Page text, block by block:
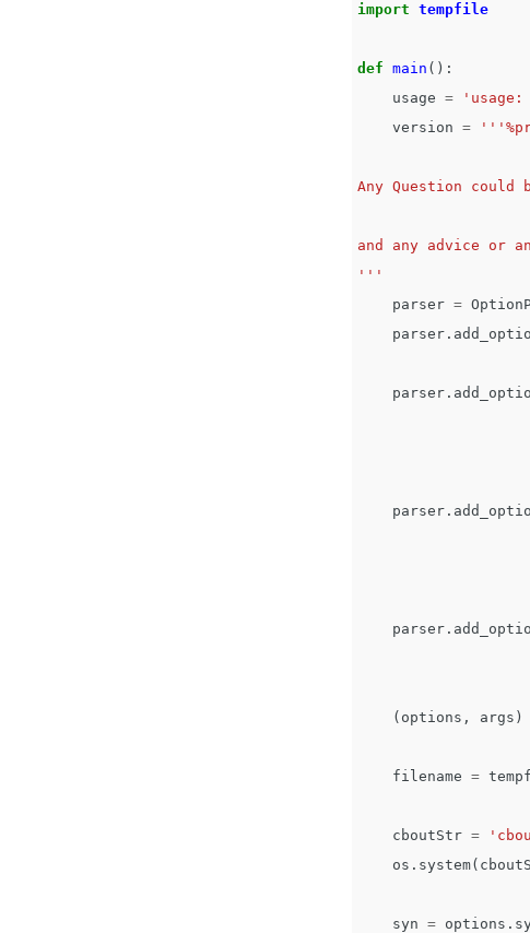
import tempfile
def main ():
usage = 'usage:
version =
Any Question could
and any advice or
'''
parser =
parser .
parser .
parser .
parser .
( options , args )
filename =
cboutStr =
os . system(
syn = options .